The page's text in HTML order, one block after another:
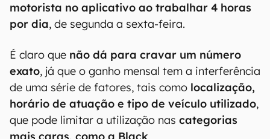
motorista no aplicativo ao trabalhar 4 horas
por dia, de segunda a sexta-feira.
É claro que não dá para cravar um número
exato, já que o ganho mensal tem a interferência
de uma série de fatores, tais como localização,
horário de atuação e tipo de veículo utilizado,
que pode limitar a utilização nas categorias